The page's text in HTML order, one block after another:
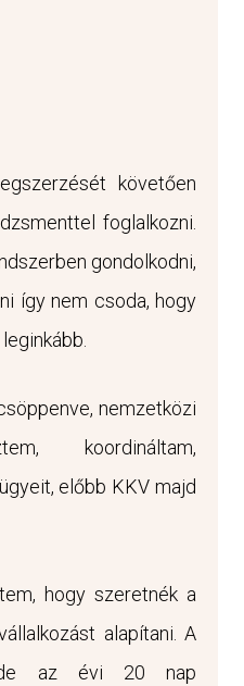
követően
foglalkozni.
gondolkodni,
így nem csoda, hogy
nemzetközi
koordináltam,
előbb KKV majd
hogy szeretnék a
alapítani. A
de az évi 20 nap